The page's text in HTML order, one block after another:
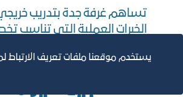
تساهم غرفة جدة بتدريب
الخبرات العملية التي
التسجيل غير
يستخدم موقعنا ملفات تعريف